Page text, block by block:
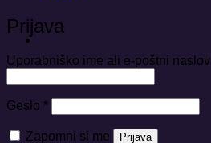
Prijava
Uporabniško ime ali e-poštni naslov
Geslo *Zahtevano
Zapomni si me Prijava